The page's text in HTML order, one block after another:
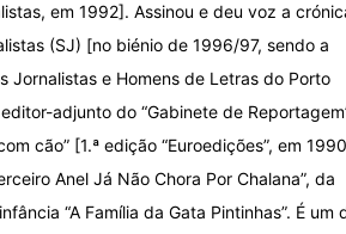
em 1992]. Assinou e deu voz a
(SJ) [no biénio de 1996/97, sendo a
Jornalistas e Homens de Letras do Porto
adjunto do “Gabinete de
cão” [1.ª edição “Euroedições”, em
Anel Já Não Chora Por Chalana”, da
“A Família da Gata Pintinhas”. É um